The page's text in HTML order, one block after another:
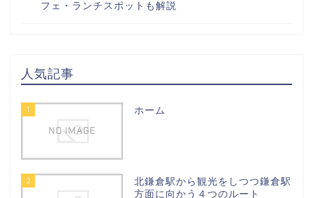
フェ・ランチスポットも解説
人気記事
1 ホーム
2
北鎌倉駅から観光をしつつ鎌倉駅
方面に向かう４つのルート